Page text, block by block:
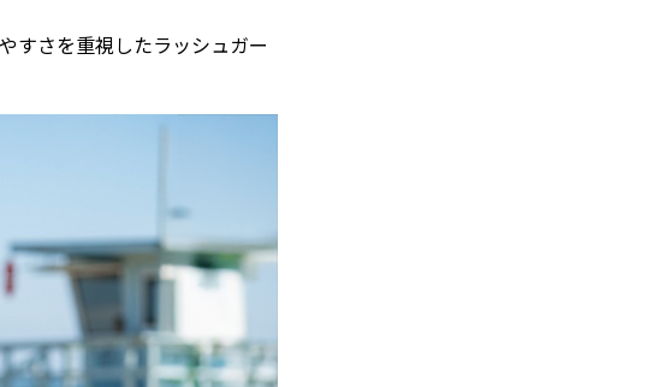
すさを重視したラッシュガー